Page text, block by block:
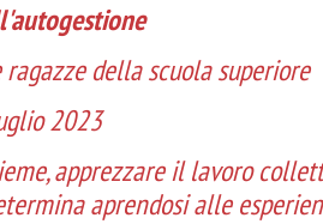
ragazze della scuola superiore
2023
apprezzare il lavoro
aprendosi alle